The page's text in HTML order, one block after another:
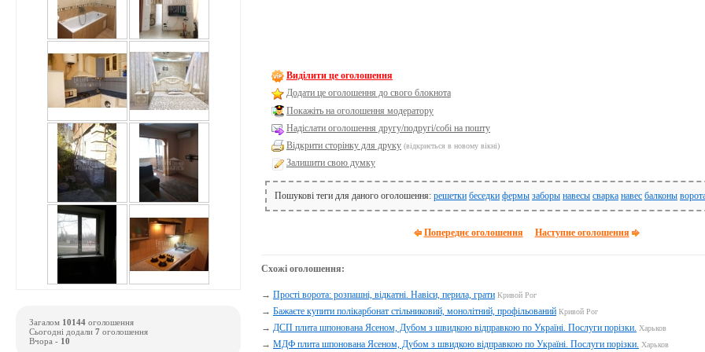
Виділити це оголошення
Додати це оголошення до свого блокнота
Покажіть на оголошення модератору
Надіслати оголошення другу/подругі/собі на пошту
Відкрити сторінку для друку (відкриється в новому вікні)
Залишити свою думку
Пошукові теги для даного оголошення: решетки беседки фермы заборы навесы сварка навес балконы
Попереднє оголошення Наступне оголошення
Схожі оголошення:
→ Прості ворота: розпашні, відкатні. Навіси, перила, грати Кривой Рог
→ Бажаєте купити полікарбонат стільниковий, монолітний, профільований Кривой Рог
→ ДСП плита шпонована Ясеном, Дубом з швидкою відправкою по Україні. Послуги порізки. Харьков
→ МДФ плита шпонована Ясеном, Дубом з швидкою відправкою по Україні. Послуги порізки. Харьков
Загалом 10144 оголошення
Сьогодні додали 7 оголошення
Вчора - 10